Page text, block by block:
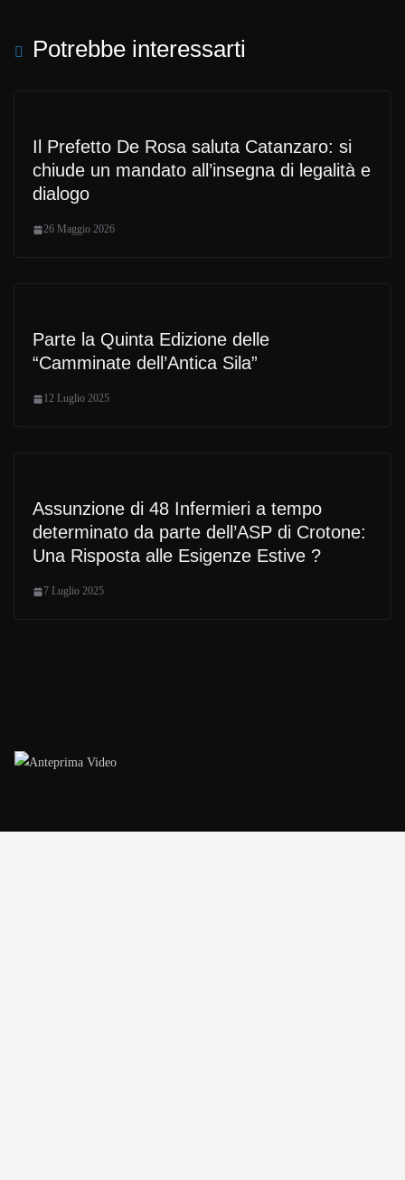
Potrebbe interessarti
Il Prefetto De Rosa saluta Catanzaro: si
chiude un mandato all’insegna di legalità e
dialogo
26 Maggio 2026
Parte la Quinta Edizione delle
“Camminate dell’Antica Sila”
12 Luglio 2025
Assunzione di 48 Infermieri a tempo
determinato da parte dell’ASP di Crotone:
Una Risposta alle Esigenze Estive ?
7 Luglio 2025